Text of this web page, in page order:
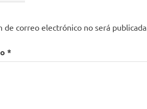
de correo electrónico no será publicada.
*